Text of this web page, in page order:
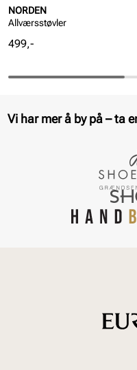
NORDEN
Allværsstøvler
Pris
499,-
Vi har mer å by på – ta